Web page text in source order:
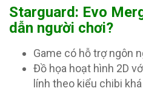
Starguard: Evo
dẫn người chơi?
Game có hỗ trợ ngôn
Đồ họa hoạt hình 2D
lính theo kiểu chibi